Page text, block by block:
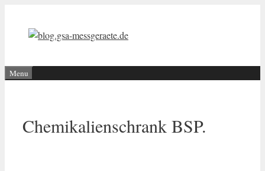
contenu
Menu
Chemikalienschrank BSP.